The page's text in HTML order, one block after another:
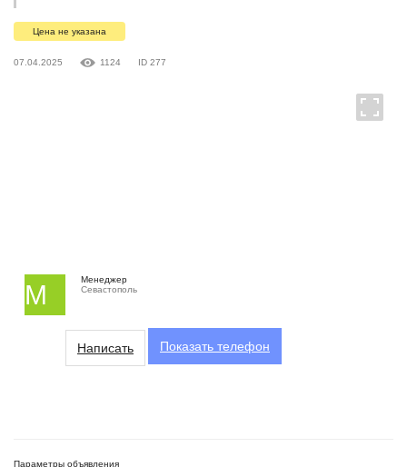
Цена не указана
07.04.2025 1124 ID 277
М
Менеджер
Севастополь
Написать Показать телефон
Параметры объявления